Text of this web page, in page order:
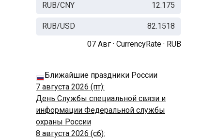
RUB/CNY 12.175
RUB/USD
82.1518
07 Авг · CurrencyRate · RUB
Ближайшие праздники России
7 августа 2026 (пт):
День Службы специальной связи и
информации Федеральной службы
охраны России
8 августа 2026 (сб):